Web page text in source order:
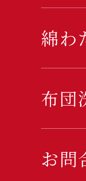
綿わ
布団
お問